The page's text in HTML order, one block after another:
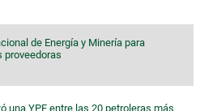
de Energía y Minería para
proveedoras
una YPF entre las 20 petroleras más